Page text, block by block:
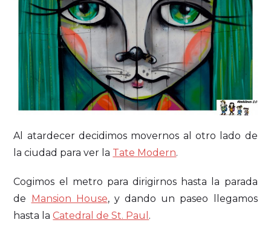
Al atardecer decidimos movernos al otro lado de
la ciudad para ver la Tate Modern.
Cogimos el metro para dirigirnos hasta la parada
de Mansion House, y dando un paseo llegamos
hasta laCatedral de St. Paul .